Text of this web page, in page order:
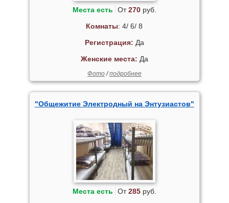
Места есть От270руб.
Комнаты: 4/ 6/ 8
Регистрация: Да
Женские места: Да
Фото/подробнее
"Общежитие Электродный на Энтузиастов"
Места есть От285руб.